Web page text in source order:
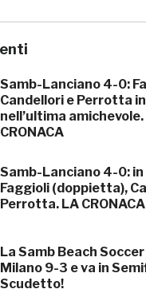
Samb-Lanciano 4-0:
Candellori e Perrotta in
nell’ultima amichevole.
CRONACA
Samb-Lanciano 4-0: in
Faggioli (doppietta),
Perrotta. LA CRONACA
La Samb Beach
Milano 9-3 e va in
Scudetto!